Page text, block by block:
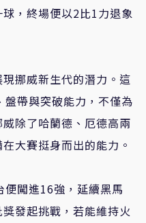
，終場便以2比1力退象
挪威新生代的潛力。這
帶與突破能力，不僅為
除了哈蘭德、厄德高兩
大賽挺身而出的能力。
闖進16強，延續黑馬
發起挑戰，若能維持火